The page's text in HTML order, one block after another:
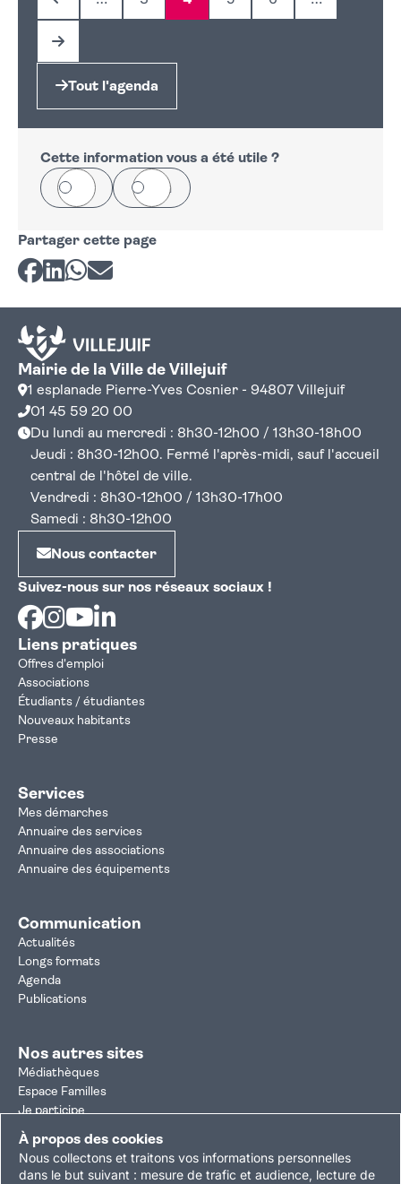
À propos des cookies
Nous collectons et traitons vos informations personnelles
dans le but suivant : mesure de trafic et audience, lecture de
Page précédente
Page Page Page Page
Page suivante
Tout l'agenda
Cette information vous a été utile ?
Oui Non
Partager cette page
Partager sur Facebook
Partager sur LinkedIn
Partager sur Whatsapp
Partager par courriel
Mairie de la Ville de Villejuif
1 esplanade Pierre-Yves Cosnier - 94807 Villejuif
01 45 59 20 00
Du lundi au mercredi : 8h30-12h00 / 13h30-18h00
Jeudi : 8h30-12h00. Fermé l'après-midi, sauf l'accueil
central de l'hôtel de ville.
Vendredi : 8h30-12h00 / 13h30-17h00
Samedi : 8h30-12h00
Nous contacter
Suivez-nous sur nos réseaux sociaux !
Facebook
Instagram
Youtube
Liens pratiques
Offres d'emploi
Associations
Étudiants / étudiantes
Nouveaux habitants
Presse
Services
Mes démarches
Annuaire des services
Annuaire des associations
Annuaire des équipements
Communication
Actualités
Longs formats
Agenda
Publications
Nos autres sites
Médiathèques
Espace Familles
Je participe
Autorisation d'urbanisme
Résultats électoraux
Plan du site Nous contacterMentions légales